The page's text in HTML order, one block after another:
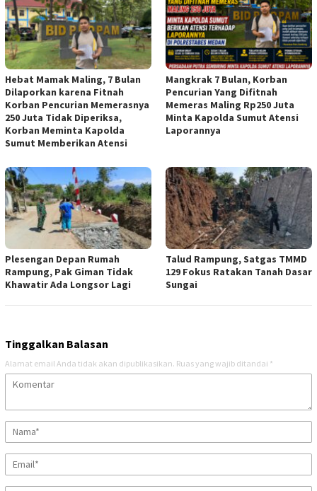
Hebat Mamak Maling, 7 Bulan
Dilaporkan karena Fitnah
Korban Pencurian Memerasnya
250 Juta Tidak Diperiksa,
Korban Meminta Kapolda
Sumut Memberikan Atensi
Mangkrak 7 Bulan, Korban
Pencurian Yang Difitnah
Memeras Maling Rp250 Juta
Minta Kapolda Sumut Atensi
Laporannya
Plesengan Depan Rumah
Rampung, Pak Giman Tidak
Khawatir Ada Longsor Lagi
Talud Rampung, Satgas TMMD
129 Fokus Ratakan Tanah Dasar
Sungai
Tinggalkan Balasan
Alamat email Anda tidak akan dipublikasikan. Ruas yang wajib ditandai *